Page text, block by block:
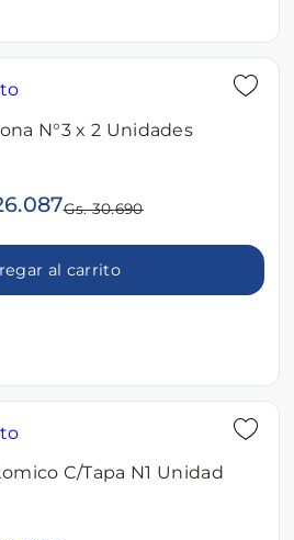
N°3 x 2 Unidades
Gs. 30.690
al carrito
C/Tapa N1 Unidad